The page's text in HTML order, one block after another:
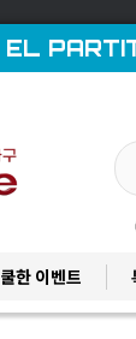
EL
쿨한 이벤트